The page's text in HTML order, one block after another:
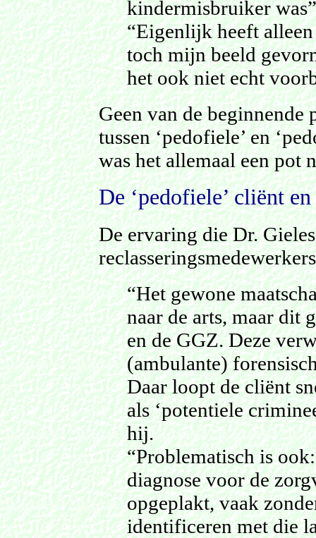
kindermisbruiker
“Eigenlijk heeft
toch mijn beeld
het ook niet echt
Geen van de
tussen ‘pedofiele’ en
was het allemaal een pot
De ‘pedofiele’ cliënt
De ervaring die Dr.
“Het gewone
naar de arts, maar dit
en de GGZ. Deze
(ambulante)
Daar loopt de cliënt
als ‘potentiele
hij.
“Problematisch is
diagnose voor de
opgeplakt, vaak
identificeren met die